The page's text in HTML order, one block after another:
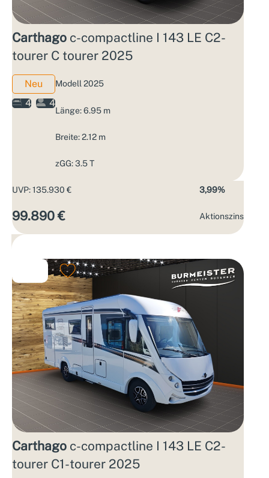
Carthago c-compactline I 143 LE C2-
tourer C tourer 2025
Neu
4
4
Modell 2025
Länge: 6.95 m
Breite: 2.12 m
zGG: 3.5 T
UVP: 135.930 €
99.890 €
3,99%
Aktions­zins
Carthago c-compactline I 143 LE C2-
tourer C1-tourer 2025